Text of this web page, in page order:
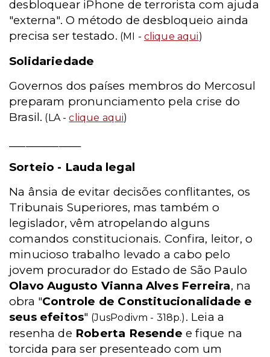
desbloquear iPhone de terrorista com ajuda
"externa". O método de desbloqueio ainda
precisa ser testado. (MI - clique aqui)
Solidariedade
Governos dos países membros do Mercosul
preparam pronunciamento pela crise do
Brasil. (LA -clique aqui)
Sorteio - Lauda legal
Na ânsia de evitar decisões conflitantes, os
Tribunais Superiores, mas também o
legislador, vêm atropelando alguns
comandos constitucionais. Confira, leitor, o
minucioso trabalho levado a cabo pelo
jovem procurador do Estado de São Paulo
Olavo Augusto Vianna Alves Ferreira, na
obra "Controle de Constitucionalidade e
seus efeitos" (JusPodivm - 318p.) . Leia a
resenha de Roberta Resende e fique na
torcida para ser presenteado com um